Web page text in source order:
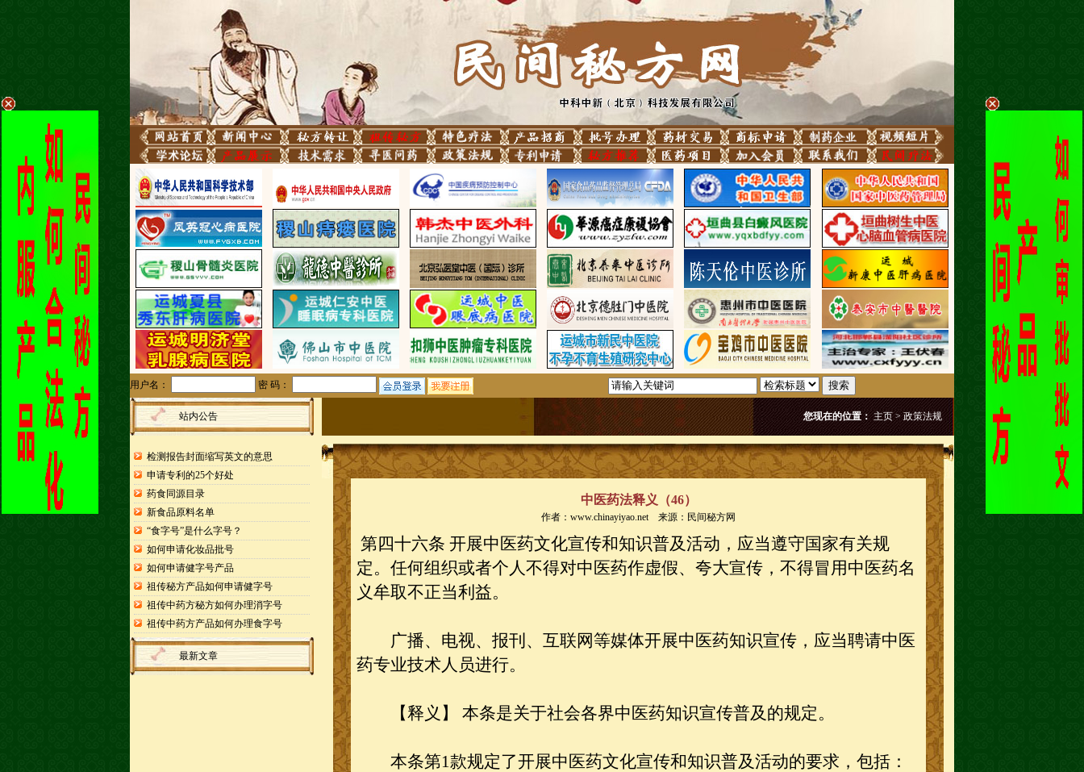
用户名： 密 码： 搜索
站内公告
检测报告封面缩写英文的意思
申请专利的25个好处
药食同源目录
新食品原料名单
“食字号”是什么字号？
如何申请化妆品批号
如何申请健字号产品
祖传秘方产品如何申请健字号
祖传中药方秘方如何办理消字号
祖传中药方产品如何办理食字号
最新文章
您现在的位置： 主页>政策法规
中医药法释义（46）
作者：www.chinayiyao.net 来源：民间秘方网
第四十六条 开展中医药文化宣传和知识普及活动，应当遵守国家有关规
定。任何组织或者个人不得对中医药作虚假、夸大宣传，不得冒用中医药名
义牟取不正当利益。
广播、电视、报刊、互联网等媒体开展中医药知识宣传，应当聘请中医
药专业技术人员进行。
【释义】 本条是关于社会各界中医药知识宣传普及的规定。
本条第1款规定了开展中医药文化宣传和知识普及活动的要求，包括：